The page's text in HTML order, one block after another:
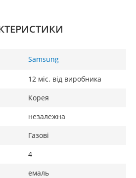
Samsung
12 міс. від виробника
Корея
незалежна
Газові
4
емаль